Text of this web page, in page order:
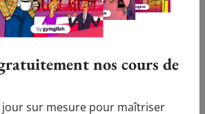
en anglais à l'écrit comme à l'oral,
d'anglais en ligne Gymglish !
de nous :
nos cours de
sur mesure pour maîtriser